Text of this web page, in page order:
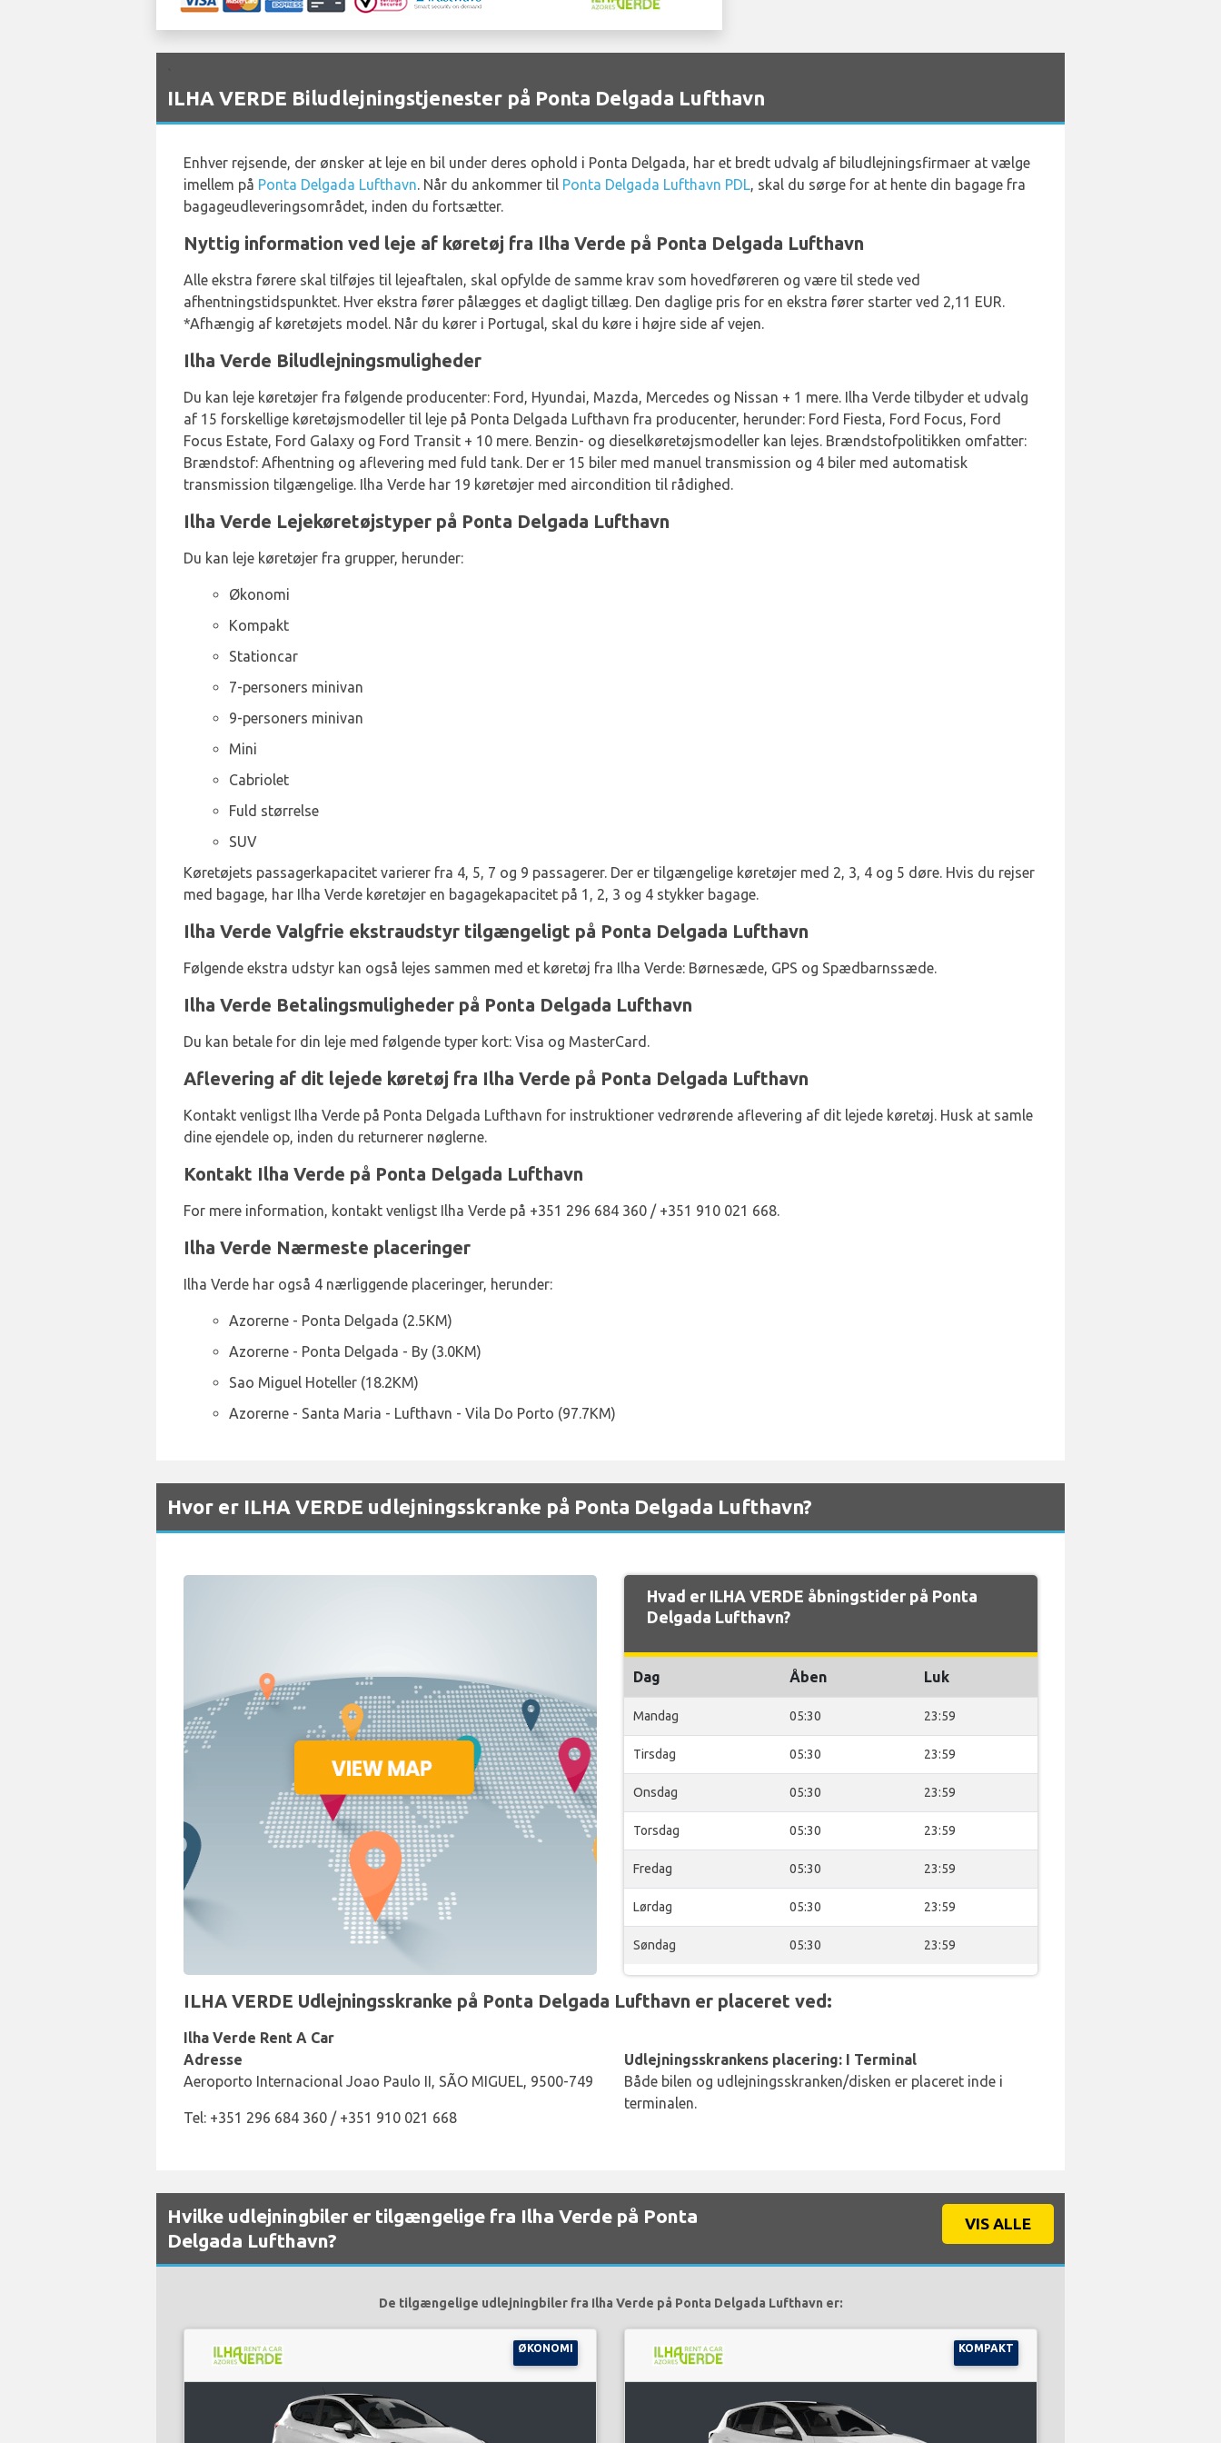
ILHA VERDE Biludlejningstjenester på Ponta Delgada Lufthavn
Enhver rejsende, der ønsker at leje en bil under deres ophold i Ponta Delgada, har et bredt udvalg af biludlejningsfirmaer at vælge
imellem på Ponta Delgada Lufthavn. Når du ankommer til Ponta Delgada Lufthavn PDL, skal du sørge for at hente din bagage fra
bagageudleveringsområdet, inden du fortsætter.
Nyttig information ved leje af køretøj fra Ilha Verde på Ponta Delgada Lufthavn
Alle ekstra førere skal tilføjes til lejeaftalen, skal opfylde de samme krav som hovedføreren og være til stede ved
afhentningstidspunktet. Hver ekstra fører pålægges et dagligt tillæg. Den daglige pris for en ekstra fører starter ved 2,11 EUR.
*Afhængig af køretøjets model. Når du kører i Portugal, skal du køre i højre side af vejen.
Ilha Verde Biludlejningsmuligheder
Du kan leje køretøjer fra følgende producenter: Ford, Hyundai, Mazda, Mercedes og Nissan + 1 mere. Ilha Verde tilbyder et udvalg
af 15 forskellige køretøjsmodeller til leje på Ponta Delgada Lufthavn fra producenter, herunder: Ford Fiesta, Ford Focus, Ford
Focus Estate, Ford Galaxy og Ford Transit + 10 mere. Benzin- og dieselkøretøjsmodeller kan lejes. Brændstofpolitikken omfatter:
Brændstof: Afhentning og aflevering med fuld tank. Der er 15 biler med manuel transmission og 4 biler med automatisk
transmission tilgængelige. Ilha Verde har 19 køretøjer med aircondition til rådighed.
Ilha Verde Lejekøretøjstyper på Ponta Delgada Lufthavn
Du kan leje køretøjer fra grupper, herunder:
Økonomi
Kompakt
Stationcar
7-personers minivan
9-personers minivan
Mini
Cabriolet
Fuld størrelse
SUV
Køretøjets passagerkapacitet varierer fra 4, 5, 7 og 9 passagerer. Der er tilgængelige køretøjer med 2, 3, 4 og 5 døre. Hvis du rejser
med bagage, har Ilha Verde køretøjer en bagagekapacitet på 1, 2, 3 og 4 stykker bagage.
Ilha Verde Valgfrie ekstraudstyr tilgængeligt på Ponta Delgada Lufthavn
Følgende ekstra udstyr kan også lejes sammen med et køretøj fra Ilha Verde: Børnesæde, GPS og Spædbarnssæde.
Ilha Verde Betalingsmuligheder på Ponta Delgada Lufthavn
Du kan betale for din leje med følgende typer kort: Visa og MasterCard.
Aflevering af dit lejede køretøj fra Ilha Verde på Ponta Delgada Lufthavn
Kontakt venligst Ilha Verde på Ponta Delgada Lufthavn for instruktioner vedrørende aflevering af dit lejede køretøj. Husk at samle
dine ejendele op, inden du returnerer nøglerne.
Kontakt Ilha Verde på Ponta Delgada Lufthavn
For mere information, kontakt venligst Ilha Verde på +351 296 684 360 / +351 910 021 668.
Ilha Verde Nærmeste placeringer
Ilha Verde har også 4 nærliggende placeringer, herunder:
Azorerne - Ponta Delgada (2.5KM)
Azorerne - Ponta Delgada - By (3.0KM)
Sao Miguel Hoteller (18.2KM)
Azorerne - Santa Maria - Lufthavn - Vila Do Porto (97.7KM)
Hvor er ILHA VERDE udlejningsskranke på Ponta Delgada Lufthavn?
Hvad er ILHA VERDE åbningstider på Ponta
Delgada Lufthavn?
Dag Åben Luk
Mandag 05:30 23:59
Tirsdag 05:30 23:59
Onsdag 05:30 23:59
Torsdag 05:30 23:59
Fredag 05:30 23:59
Lørdag 05:30 23:59
Søndag 05:30 23:59
ILHA VERDE Udlejningsskranke på Ponta Delgada Lufthavn er placeret ved:
Ilha Verde Rent A Car
Adresse
Aeroporto Internacional Joao Paulo II, SÃO MIGUEL, 9500-749
Tel: +351 296 684 360 / +351 910 021 668
Udlejningsskrankens placering: I Terminal
Både bilen og udlejningsskranken/disken er placeret inde i
terminalen.
Hvilke udlejningbiler er tilgængelige fra Ilha Verde på Ponta
Delgada Lufthavn?
VIS ALLE
De tilgængelige udlejningbiler fra Ilha Verde på Ponta Delgada Lufthavn er:
ØKONOMI KOMPAKT